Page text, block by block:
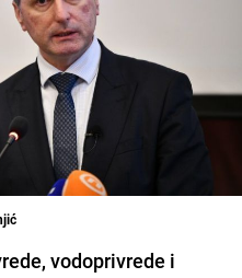
vodoprivrede i